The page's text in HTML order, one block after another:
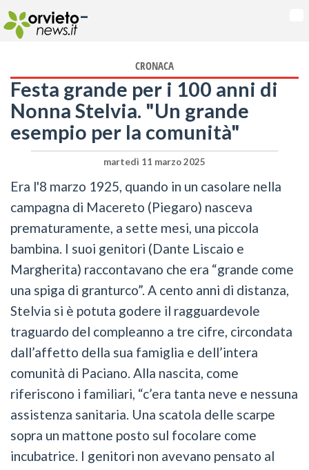
-
CRONACA
Festa grande per i 100 anni di
Nonna Stelvia. "Un grande
esempio per la comunità"
martedì 11 marzo 2025
Era l'8 marzo 1925, quando in un casolare nella
campagna di Macereto (Piegaro) nasceva
prematuramente, a sette mesi, una piccola
bambina. I suoi genitori (Dante Liscaio e
Margherita) raccontavano che era “grande come
una spiga di granturco”. A cento anni di distanza,
Stelvia si è potuta godere il ragguardevole
traguardo del compleanno a tre cifre, circondata
dall’affetto della sua famiglia e dell’intera
comunità di Paciano. Alla nascita, come
riferiscono i familiari, “c’era tanta neve e nessuna
assistenza sanitaria. Una scatola delle scarpe
sopra un mattone posto sul focolare come
incubatrice. I genitori non avevano pensato al